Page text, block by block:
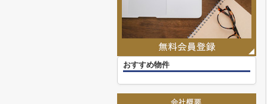
おすすめ物件